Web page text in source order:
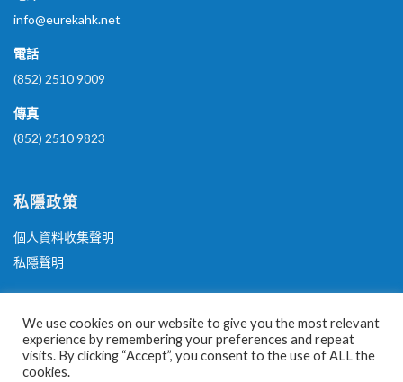
info@eurekahk.net
電話
(852) 2510 9009
傳真
(852) 2510 9823
私隱政策
個人資料收集聲明
私隱聲明
其他政策
行為守則
平等機會政策
We use cookies on our website to give you the most relevant
experience by remembering your preferences and repeat
visits. By clicking “Accept”, you consent to the use of ALL the
cookies.